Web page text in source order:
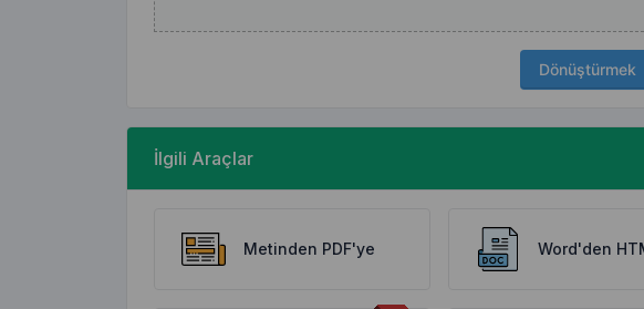
Dönüştürmek
İlgili Araçlar
Metinden PDF'ye Word'den